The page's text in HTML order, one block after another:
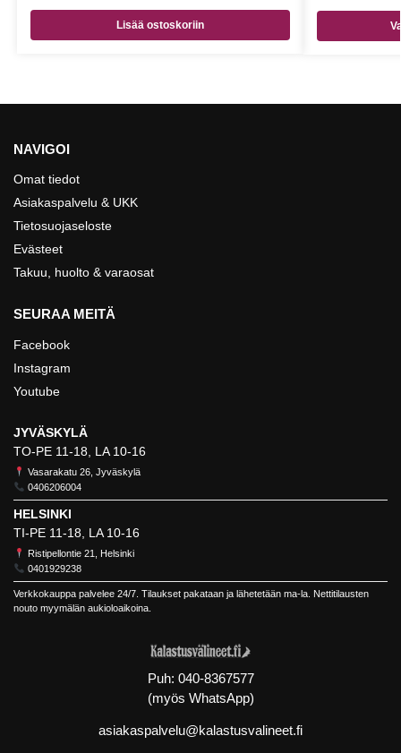
Lisää ostoskoriin
NAVIGOI
Omat tiedot
Asiakaspalvelu & UKK
Tietosuojaseloste
Evästeet
Takuu, huolto & varaosat
SEURAA MEITÄ
Facebook
Instagram
Youtube
JYVÄSKYLÄ
TO-PE 11-18, LA 10-16
Vasarakatu 26, Jyväskylä
0406206004
HELSINKI
TI-PE 11-18, LA 10-16
Ristipellontie 21, Helsinki
0401929238
Verkkokauppa palvelee 24/7. Tilaukset pakataan ja lähetetään ma-la. Nettitilausten
nouto myymälän aukioloaikoina.
Puh: 040-8367577
(myös WhatsApp)
asiakaspalvelu@kalastusvalineet.fi